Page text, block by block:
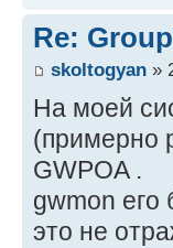
Re:
skoltogyan »
На моей
(примерно
GWPOA .
gwmon его
это не